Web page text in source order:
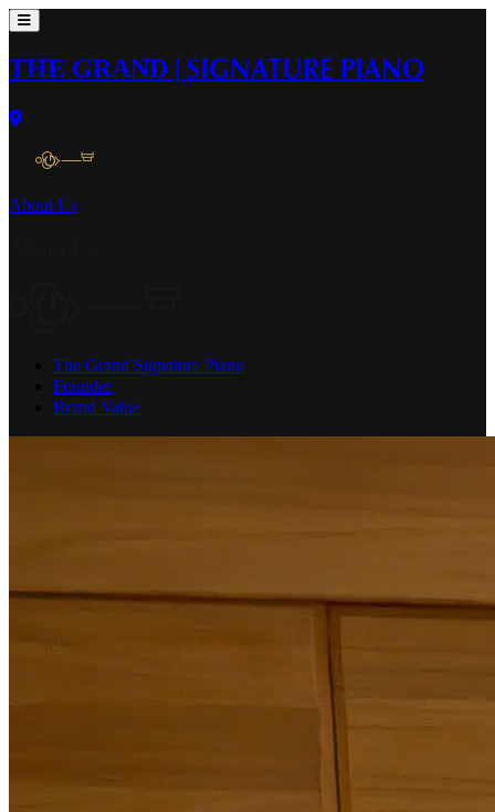
THE GRAND | SIGNATURE PIANO
About Us
The Grand Signature Piano
Founder
Brand Value